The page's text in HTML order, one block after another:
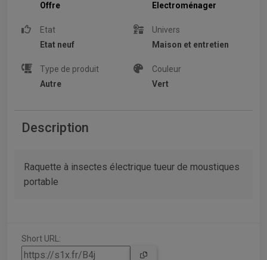
Offre
Electroménager
Etat
Etat neuf
Univers
Maison et entretien
Type de produit
Autre
Couleur
Vert
Description
Raquette à insectes électrique tueur de moustiques
portable
Short URL: